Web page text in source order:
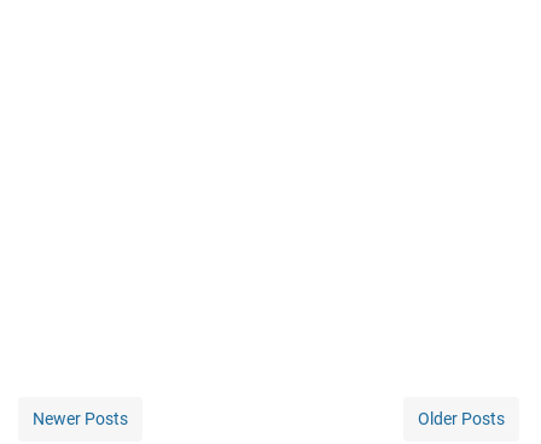
Newer Posts Older Posts